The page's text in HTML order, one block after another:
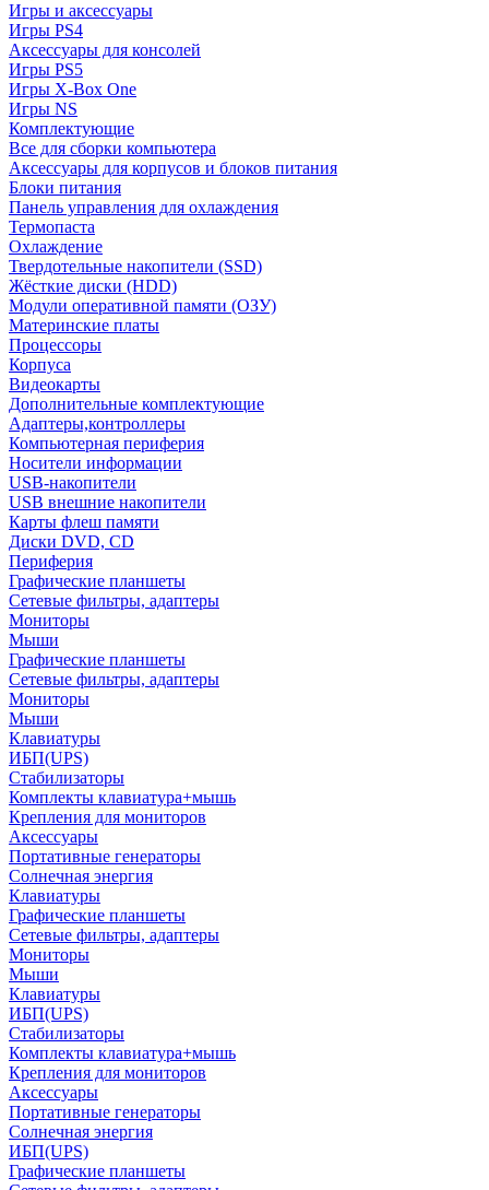
Игры и аксессуары
Игры PS4
Аксессуары для консолей
Игры PS5
Игры X-Box One
Игры NS
Комплектующие
Все для сборки компьютера
Аксессуары для корпусов и блоков питания
Блоки питания
Панель управления для охлаждения
Термопаста
Охлаждение
Твердотельные накопители (SSD)
Жёсткие диски (HDD)
Модули оперативной памяти (ОЗУ)
Материнские платы
Процессоры
Корпуса
Видеокарты
Дополнительные комплектующие
Адаптеры,контроллеры
Компьютерная периферия
Носители информации
USB-накопители
USB внешние накопители
Карты флеш памяти
Диски DVD, CD
Периферия
Графические планшеты
Сетевые фильтры, адаптеры
Мониторы
Мыши
Графические планшеты
Сетевые фильтры, адаптеры
Мониторы
Мыши
Клавиатуры
ИБП(UPS)
Стабилизаторы
Комплекты клавиатура+мышь
Крепления для мониторов
Аксессуары
Портативные генераторы
Солнечная энергия
Клавиатуры
Графические планшеты
Сетевые фильтры, адаптеры
Мониторы
Мыши
Клавиатуры
ИБП(UPS)
Стабилизаторы
Комплекты клавиатура+мышь
Крепления для мониторов
Аксессуары
Портативные генераторы
Солнечная энергия
ИБП(UPS)
Графические планшеты